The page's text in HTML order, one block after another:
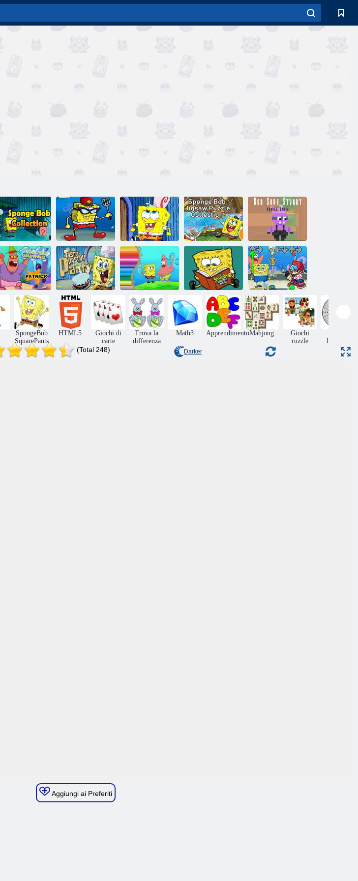
Collezione
Spongebob
Vestire
SpongeBob
Slide di
Spongebob
Collezione
Spongebob
Jigsaw Puzzle
Bob Save Stuart
fumo viola
SpongeBob
Squarepants
Patrick
Festa di
pasticceria
gustosa
SpongeBob
Libro da
colorare per
Spongebob
Puzzle di
SpongeBob
SquarePants
FNF contro
Spunchbob
SpongeBob
SquarePants
HTML5
Giochi di
carte
Trova la
differenza
Math3 ApprendimentoMahjong
Giochi
ruzzle
labirinto
(Total 248) Darker
Aggiungi ai Preferiti